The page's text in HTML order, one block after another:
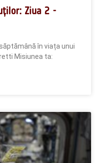
Ziua 2 -
în viața unui
Misiunea ta: